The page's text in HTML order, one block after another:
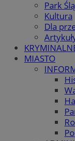
Park
Kultura
Dla
MIASTO